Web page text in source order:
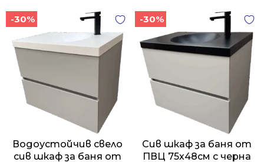
403.41 €
789.00 лв..
341.99 €
668.87 лв..
426.93 €
/
835.00 лв..
359.99 €
/
704.08 лв..
-30%
Водоустойчив свело
сив шкаф за баня от
-30%
Сив шкаф за баня от
ПВЦ 75х48см с черна